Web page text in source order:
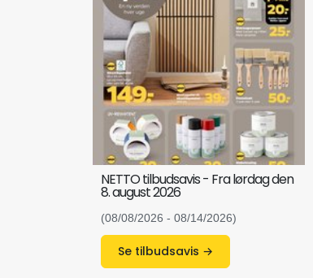
NETTO tilbudsavis - Fra lørdag den
8. august 2026
(08/08/2026 - 08/14/2026)
Se tilbudsavis →